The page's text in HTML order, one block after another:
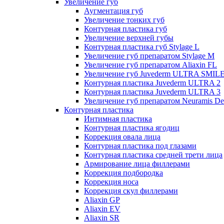
Увеличение губ
Аугментация губ
Увеличение тонких губ
Контурная пластика губ
Увеличение верхней губы
Контурная пластика губ Stylage L
Увеличение губ препаратом Stylage M
Увеличение губ препаратом Aliaxin FL
Увеличение губ Juvederm ULTRA
Контурная пластика Juvederm ULTRA 2
Контурная пластика Juvederm ULTRA 3
Увеличение губ препаратом Neuramis
Контурная пластика
Интимная пластика
Контурная пластика ягодиц
Коррекция овала лица
Контурная пластика под глазами
Контурная пластика средней трети лица
Армирование лица филлерами
Коррекция подбородка
Коррекция носа
Коррекция скул филлерами
Aliaxin GP
Aliaxin EV
Aliaxin SR